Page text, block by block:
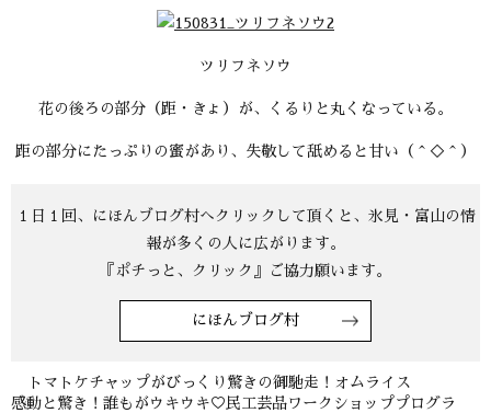
ツリフネソウ
花の後ろの部分（距・きょ）が、くるりと丸くなっている。
距の部分にたっぷりの蜜があり、失敬して舐めると甘い（＾◇＾）
１日１回、にほんブログ村へクリックして頂くと、氷見・富山の情
報が多くの人に広がります。
『ポチっと、クリック』ご協力願います。
にほんブログ村
トマトケチャップがびっくり驚きの御馳走！オムライス
感動と驚き！誰もがウキウキ♡民工芸品ワークショッププログラ